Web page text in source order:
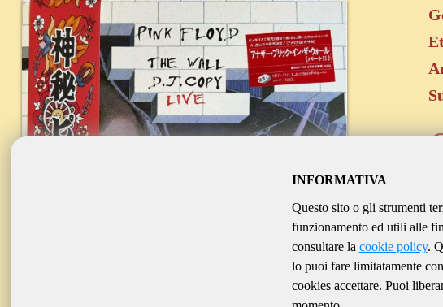
INFORMATIVA
Questo sito o gli strumenti
funzionamento ed utili alle
consultare la cookie policy.
lo puoi fare limitatamente
cookies accettare. Puoi